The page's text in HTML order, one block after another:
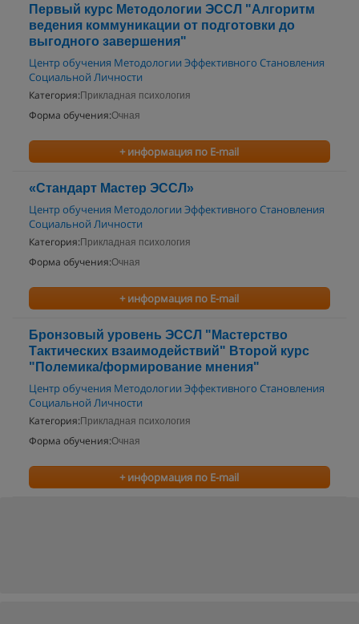
Первый курс Методологии ЭССЛ "Алгоритм
ведения коммуникации от подготовки до
выгодного завершения"
Центр обучения Методологии Эффективного Становления
Социальной Личности
Категория: Прикладная психология
Форма обучения:Очная
+ информация по E-mail
«Стандарт Мастер ЭССЛ»
Центр обучения Методологии Эффективного Становления
Социальной Личности
Категория: Прикладная психология
Форма обучения:Очная
+ информация по E-mail
Бронзовый уровень ЭССЛ "Мастерство
Тактических взаимодействий" Второй курс
"Полемика/формирование мнения"
Центр обучения Методологии Эффективного Становления
Социальной Личности
Категория: Прикладная психология
Форма обучения:Очная
+ информация по E-mail